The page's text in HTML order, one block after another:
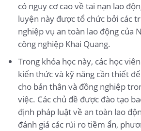
có nguy cơ cao về tai nạn lao
luyện này được tổ chức bởi các
nghiệp vụ an toàn lao động của
công nghiệp Khai Quang.
Trong khóa học này, các học
kiến thức và kỹ năng cần thiết
cho bản thân và đồng nghiệp
việc. Các chủ đề được đào tạo
định pháp luật về an toàn lao
đánh giá các rủi ro tiềm ẩn,